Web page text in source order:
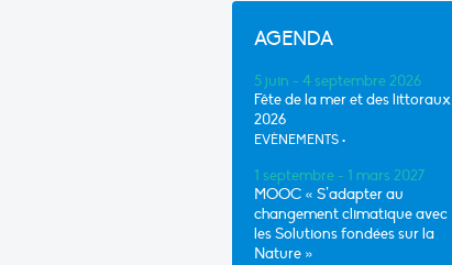
AGENDA
5 juin - 4 septembre 2026
Fête de la mer et des littoraux
2026
EVÈNEMENTS •
1 septembre - 1 mars 2027
MOOC « S’adapter au
changement climatique avec
les Solutions fondées sur la
Nature »